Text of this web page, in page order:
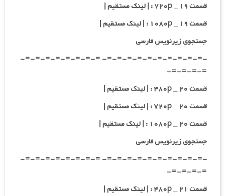
قسمت ۱۹ _ ۷۲۰p : | لینک مستقیم |
قسمت ۱۹ _ ۱۰۸۰p : | لینک مستقیم |
جستجوی زیرنویس فارسی
-=-=-=-=-=-=-=-=-=-=- =-=-=-=-=-=-=-=-
=-=-=-=-
قسمت ۲۰ _ ۴۸۰p : | لینک مستقیم |
قسمت ۲۰ _ ۷۲۰p : | لینک مستقیم |
قسمت ۲۰ _ ۱۰۸۰p : | لینک مستقیم |
جستجوی زیرنویس فارسی
-=-=-=-=-=-=-=-=-=-=- =-=-=-=-=-=-=-=-
=-=-=-=-
قسمت ۲۱ _ ۴۸۰p : | لینک مستقیم |